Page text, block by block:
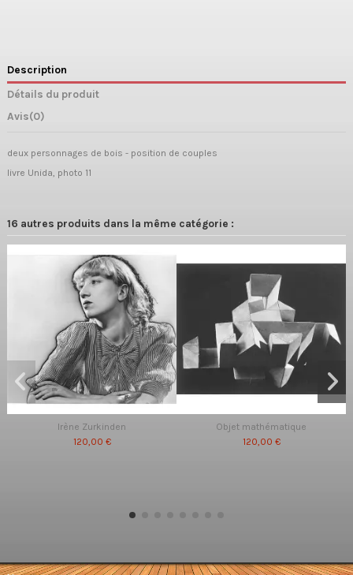
Description
Détails du produit
Avis(0)
deux personnages de bois - position de couples
livre Unida, photo 11
16 autres produits dans la même catégorie :
Irène Zurkinden
120,00 €
Objet mathématique
120,00 €